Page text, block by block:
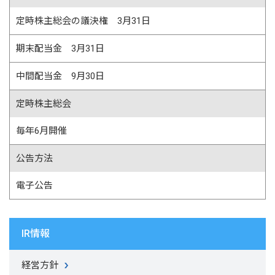
定時株主総会の議決権 3月31日
期末配当金 3月31日
中間配当金 9月30日
定時株主総会
毎年6月開催
公告方法
電子公告
IR情報
経営方針